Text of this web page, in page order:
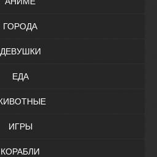
ГОРОДА
ДЕВУШКИ
ЕДА
ИГРЫ
КОРАБЛИ